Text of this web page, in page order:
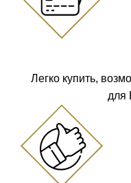
Легко купить,
для